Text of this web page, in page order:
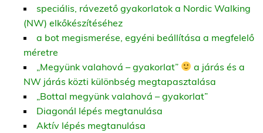
speciális, rávezető gyakorlatok a Nordic Walking
(NW) elkőkészítéséhez
a bot megismerése, egyéni beállítása a megfelelő
méretre
„Megyünk valahová – gyakorlat”
a járás és a
NW járás közti különbség megtapasztalása
„Bottal megyünk valahová – gyakorlat”
Diagonál lépés megtanulása
Aktív lépés megtanulása